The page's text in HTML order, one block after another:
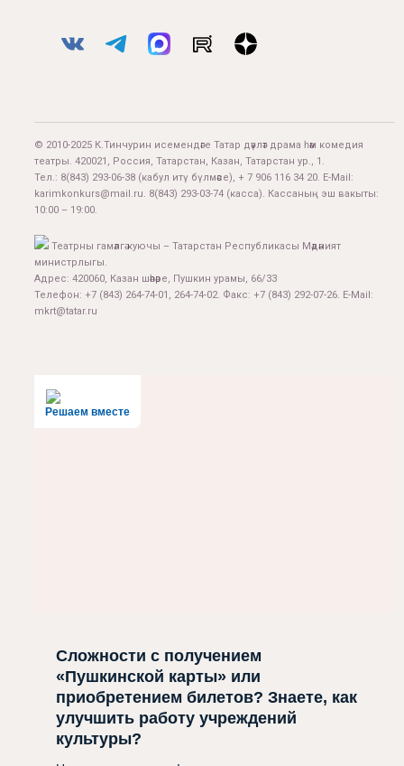
© 2010-2025 К.Тинчурин исемендәге Татар дәүләт драма һәм комедия
театры. 420021, Россия, Татарстан, Казан, Татарстан ур., 1.
Тел.: 8(843) 293-06-38 (кабул итү бүлмәсе), + 7 906 116 34 20. E-Mail:
karimkonkurs@mail.ru. 8(843) 293-03-74 (касса). Кассаның эш вакыты:
10:00 – 19:00.
Театрны гамәлгә куючы – Татарстан Республикасы Мәдәният
министрлыгы.
Адрес: 420060, Казан шәһәре, Пушкин урамы, 66/33
Телефон: +7 (843) 264-74-01, 264-74-02. Факс: +7 (843) 292-07-26. E-Mail:
mkrt@tatar.ru
Решаем вместе
Сложности с получением
«Пушкинской карты» или
приобретением билетов? Знаете, как
улучшить работу учреждений
культуры?